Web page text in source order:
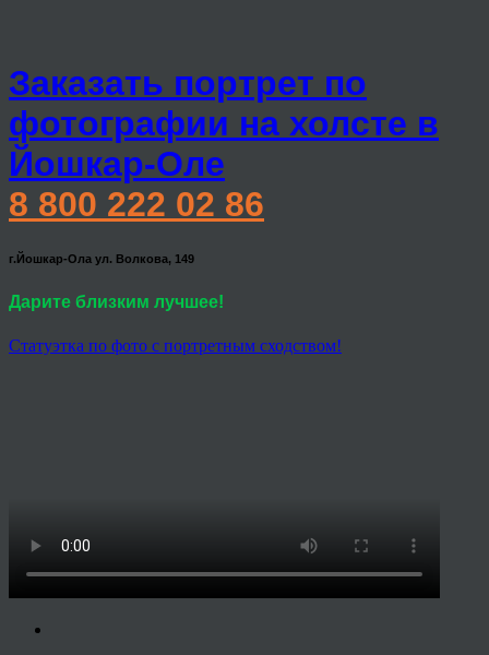
Заказать портрет по
фотографии на холсте в
Йошкар-Оле
8 800 222 02 86
г.Йошкар-Ола ул. Волкова, 149
Дарите близким лучшее!
Статуэтка по фото с портретным сходством!